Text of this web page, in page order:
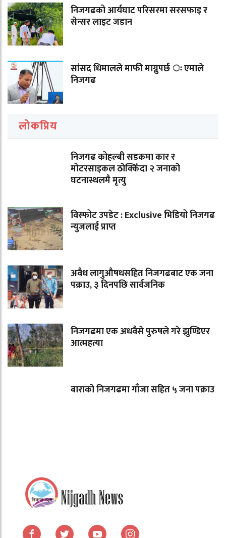
निजगढको आर्यघाट परिसरमा सरसफाइ र
सेन्सर लाइट जडान
सांसद धिमालले माफी माग्नुपर्छ ः एमाले
निजगढ
लोकप्रिय
निजगढ कोहल्बी सडकमा कार र
मोटरसाइकल ठोक्किँदा २ जनाको
घटनास्थलमै मृत्यु
विस्फोट उपडेट : Exclusive भिडियो निजगढ
न्युजलाई प्राप्त
अवैध लागुऔषधसहित निजगढबाट एक जना
पक्राउ, ३ दिनपछि सार्वजनिक
निजगढमा एक अधवैसे पुरुषले गरे झुण्डिएर
आत्महत्या
बाराको निजगढमा गाँजा सहित ५ जना पक्राउ